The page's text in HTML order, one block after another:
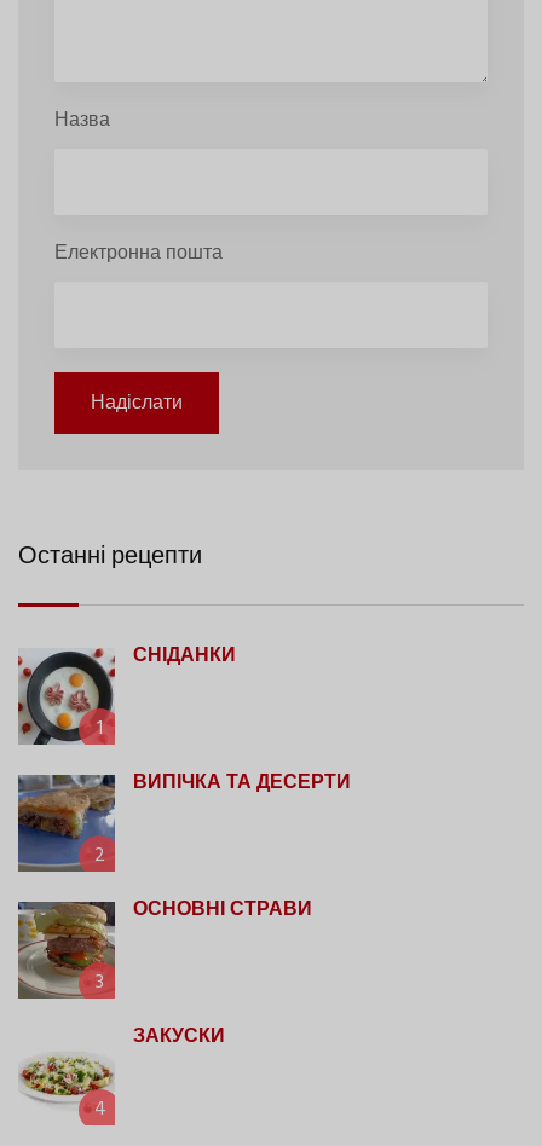
Назва
Електронна пошта
Надіслати
Останні рецепти
1
СНІДАНКИ
2
ВИПІЧКА ТА ДЕСЕРТИ
3
ОСНОВНІ СТРАВИ
4
ЗАКУСКИ